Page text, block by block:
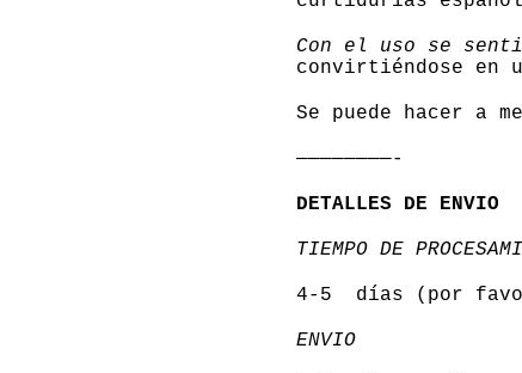
Con el uso se
convirtiéndose en
Se puede hacer a
————————-
DETALLES DE ENVIO
TIEMPO DE
4-5 días (por
ENVIO